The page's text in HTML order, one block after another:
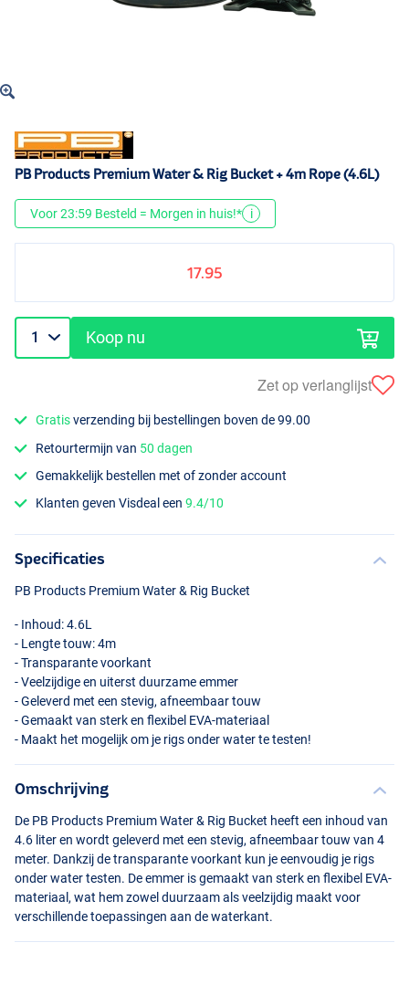
PB Products Premium Water & Rig Bucket + 4m Rope (4.6L)
Voor 23:59 Besteld = Morgen in huis!* i
17.95
Koop nu
Zet op verlanglijst
Gratisverzending bij bestellingen boven de 99.00
Retourtermijn van 50 dagen
Gemakkelijk bestellen met of zonder account
Klanten geven Visdeal een9.4/10
Specificaties
PB Products Premium Water & Rig Bucket
- Inhoud: 4.6L
- Lengte touw: 4m
- Transparante voorkant
- Veelzijdige en uiterst duurzame emmer
- Geleverd met een stevig, afneembaar touw
- Gemaakt van sterk en flexibel EVA-materiaal
- Maakt het mogelijk om je rigs onder water te testen!
Omschrijving
De PB Products Premium Water & Rig Bucket heeft een inhoud van
4.6 liter en wordt geleverd met een stevig, afneembaar touw van 4
meter. Dankzij de transparante voorkant kun je eenvoudig je rigs
onder water testen. De emmer is gemaakt van sterk en flexibel EVA-
materiaal, wat hem zowel duurzaam als veelzijdig maakt voor
verschillende toepassingen aan de waterkant.